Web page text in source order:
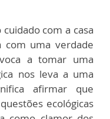
com a casa
com uma verdade
a tomar uma
nos leva a uma
afirmar que
ecológicas